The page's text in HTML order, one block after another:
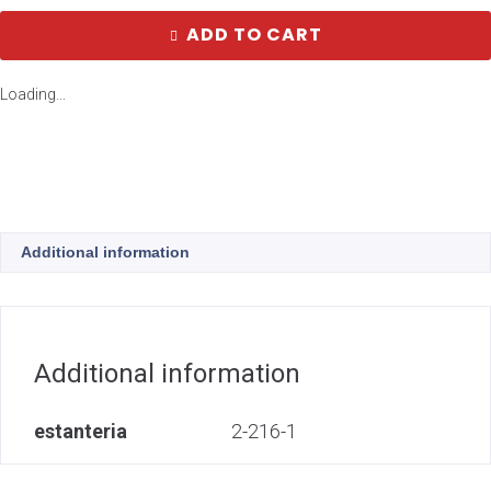
ADD TO CART
Loading...
Additional information
Additional information
estanteria 2-216-1